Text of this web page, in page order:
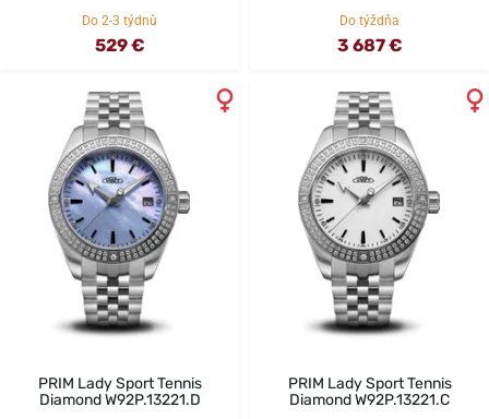
Do 2-3 týdnů
529 €
Do týždňa
3 687 €
PRIM Lady Sport Tennis
Diamond W92P.13221.D
PRIM Lady Sport Tennis
Diamond W92P.13221.C